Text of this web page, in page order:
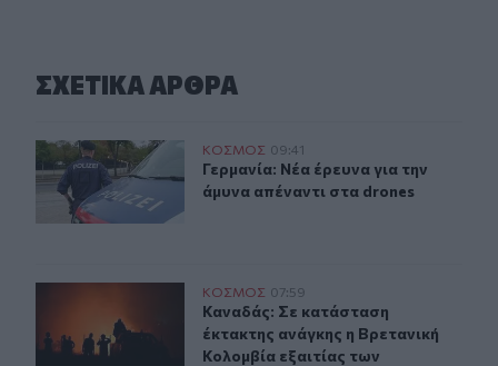
ΣΧΕΤΙΚA AΡΘΡΑ
Γερμανία: Νέα έρευνα για την άμυνα απέναντι στα
ΚΟΣΜΟΣ 09:41
Γερμανία: Νέα έρευνα για την
Γερμανία: Νέα έρευνα για την
άμυνα απέναντι στα drones
Καναδάς: Σε κατάσταση έκτακτης ανάγκης η
ΚΟΣΜΟΣ 07:59
Καναδάς: Σε κατάσταση έκτακτης
Καναδάς: Σε κατάσταση
έκτακτης ανάγκης η Βρετανική
Κολομβία εξαιτίας των